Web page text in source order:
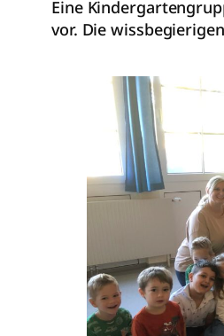
Eine
vor. Die